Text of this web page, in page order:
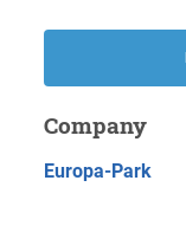
Company
Europa-Park